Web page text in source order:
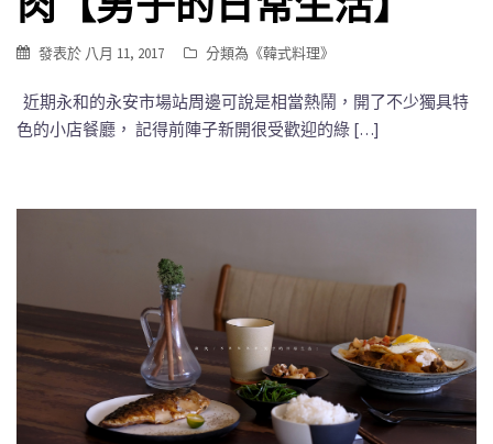
發表於 八月 11, 2017 分類為《韓式料理》
近期永和的永安市場站周邊可說是相當熱鬧，開了不少獨具特
色的小店餐廳， 記得前陣子新開很受歡迎的綠 […]